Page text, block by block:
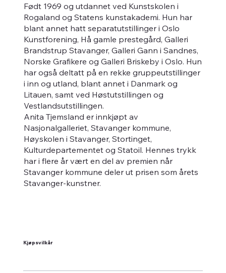
Født 1969 og utdannet ved Kunstskolen i
Rogaland og Statens kunstakademi. Hun har
blant annet hatt separatutstillinger i Oslo
Kunstforening, Hå gamle prestegård, Galleri
Brandstrup Stavanger, Galleri Gann i Sandnes,
Norske Grafikere og Galleri Briskeby i Oslo. Hun
har også deltatt på en rekke gruppeutstillinger
i inn og utland, blant annet i Danmark og
Litauen, samt ved Høstutstillingen og
Vestlandsutstillingen.
Anita Tjemsland er innkjøpt av
Nasjonalgalleriet, Stavanger kommune,
Høyskolen i Stavanger, Stortinget,
Kulturdepartementet og Statoil. Hennes trykk
har i flere år vært en del av premien når
Stavanger kommune deler ut prisen som årets
Stavanger-kunstner.
Kjøpsvilkår